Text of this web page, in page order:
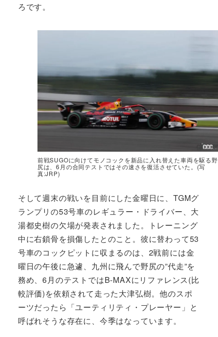
ろです。
前戦SUGOに向けてモノコックを新品に入れ替えた車両を駆る野
尻は、6月の合同テストではその速さを復活させていた。(写
真:JRP)
そして週末の戦いを目前にした金曜日に、TGMグ
ランプリの53号車のレギュラー・ドライバー、大
湯都史樹の欠場が発表されました。トレーニング
中に右鎖骨を損傷したとのこと。彼に替わって53
号車のコックピットに収まるのは、2戦前には金
曜日の午後に急遽、九州に飛んで野尻の”代走”を
務め、6月のテストではB-MAXにリファレンス(比
較評価)を依頼されて走った大津弘樹。他のスポ
ーツだったら「ユーティリティ・プレーヤー」と
呼ばれそうな存在に、今季はなっています。